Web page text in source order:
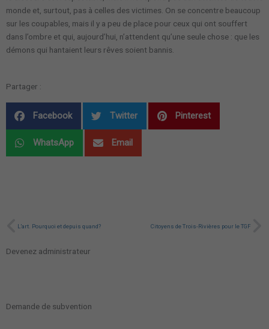
monde et, surtout, pas à celles des victimes. On se concentre beaucoup
sur les coupables, mais il y a peu de place pour ceux qui ont souffert
dans l’ombre et qui, aujourd’hui, n’attendent qu’une seule chose : que les
démons qui hantaient leurs rêves soient bannis.
Partager :
Facebook Twitter Pinterest
WhatsApp Email
Précédent
L’art. Pourquoi et depuis quand? Citoyens de Trois-Rivières pour le TGF
Devenez administrateur
Demande de subvention